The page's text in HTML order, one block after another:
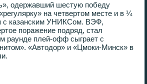
одержавший шестую победу
на четвертом месте и в ¼
с казанским УНИКСом. ВЭФ,
поражение подряд, стал
раунде плей-офф сыграет с
«Автодор» и «Цмоки-Минск» в